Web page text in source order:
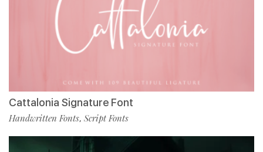
Cattalonia Signature Font
Handwritten Fonts, Script Fonts